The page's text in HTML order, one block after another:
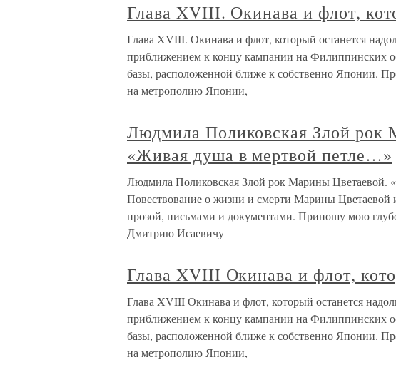
Глава XVIII. Окинава и флот,
Глава XVIII. Окинава и флот, который останется
приближением к концу кампании на Филиппинских
базы, расположенной ближе к собственно Японии.
на метрополию Японии,
Людмила Поликовская Злой рок
«Живая душа в мертвой петле…»
Людмила Поликовская Злой рок Марины Цветаевой.
Повествование о жизни и смерти Марины Цветаевой
прозой, письмами и документами. Приношу мою
Дмитрию Исаевичу
Глава XVIII Окинава и флот,
Глава XVIII Окинава и флот, который останется
приближением к концу кампании на Филиппинских
базы, расположенной ближе к собственно Японии.
на метрополию Японии,